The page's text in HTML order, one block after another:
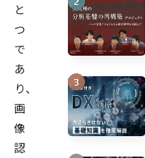
と
つ
で
あ
り、
画
像
認